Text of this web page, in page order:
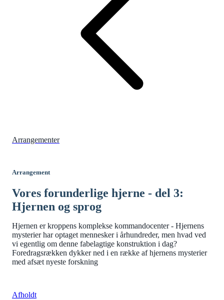
Arrangementer
Arrangement
Vores forunderlige hjerne - del 3:
Hjernen og sprog
Hjernen er kroppens komplekse kommandocenter - Hjernens
mysterier har optaget mennesker i århundreder, men hvad ved
vi egentlig om denne fabelagtige konstruktion i dag?
Foredragsrækken dykker ned i en række af hjernens mysterier
med afsæt nyeste forskning
Afholdt